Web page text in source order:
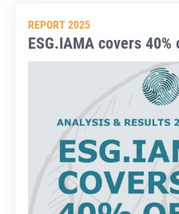
REPORT 2025
ESG.IAMA covers